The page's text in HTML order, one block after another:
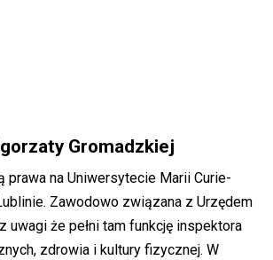
Gromadzkiej
na Uniwersytecie Marii Curie-
Zawodowo związana z Urzędem
uwagi że pełni tam funkcję inspektora
zdrowia i kultury fizycznej. W